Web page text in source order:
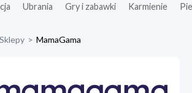
Sklepy
Ubrania Gry i zabawki Karmienie
Sklepy > MamaGama